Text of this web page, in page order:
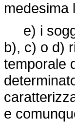
medesima
e) i
b), c) o d)
temporale
e